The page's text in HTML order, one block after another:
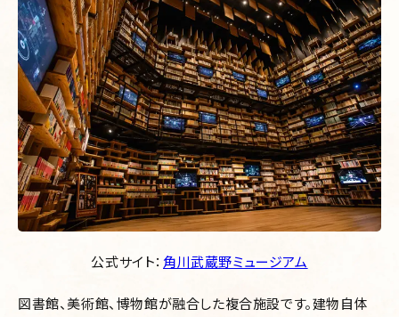
公式サイト： 角川武蔵野ミュージアム
図書館、美術館、博物館が融合した複合施設です。建物自体